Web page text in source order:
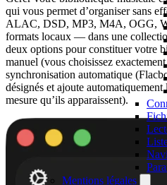
Mentions légales
qui vous permet d’organiser sans
ALAC, DSD, MP3, M4A, OGG,
formats locaux — dans une
deux options pour constituer votre
manuel (vous choisissez
synchronisation automatique
désignés et ajoute
mesure qu’ils apparaissent).